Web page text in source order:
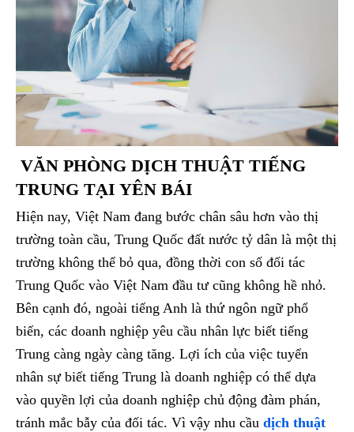
VĂN PHÒNG DỊCH THUẬT TIẾNG
TRUNG TẠI YÊN BÁI
Hiện nay, Việt Nam đang bước chân sâu hơn vào thị
trường toàn cầu, Trung Quốc đất nước tỷ dân là một thị
trường không thể bỏ qua, đồng thời con số đối tác
Trung Quốc vào Việt Nam đầu tư cũng không hề nhỏ.
Bên cạnh đó, ngoài tiếng Anh là thứ ngôn ngữ phổ
biến, các doanh nghiệp yêu cầu nhân lực biết tiếng
Trung càng ngày càng tăng. Lợi ích của việc tuyển
nhân sự biết tiếng Trung là doanh nghiệp có thể dựa
vào quyền lợi của doanh nghiệp chủ động đàm phán,
tránh mắc bẫy của đối tác. Vì vậy nhu cầu dịch thuật